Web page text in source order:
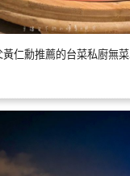
仁勳推薦的台菜私廚無